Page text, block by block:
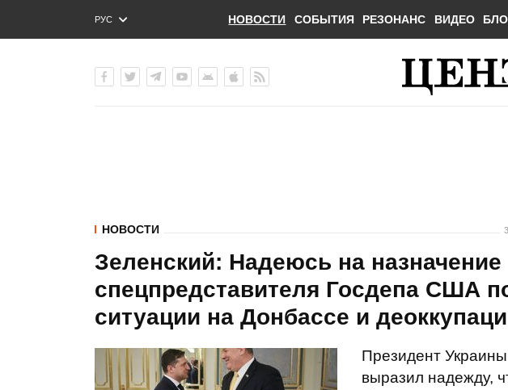
РУС
ENG
НОВОСТИ СОБЫТИЯ РЕЗОНАНС ВИДЕО
НОВОСТИ
Зеленский: Надеюсь на назначение
спецпредставителя Госдепа США
ситуации на Донбассе и
Президент
выразил надежду,